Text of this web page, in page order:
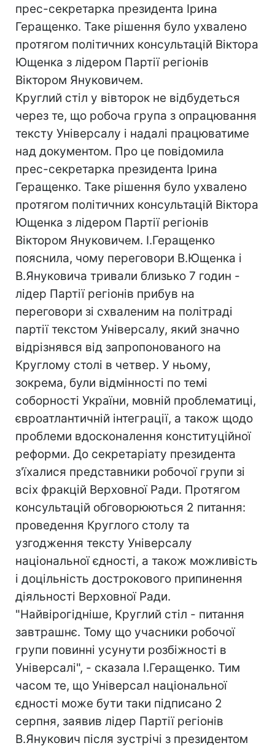
прес-секретарка президента Ірина
Геращенко. Таке рішення було ухвалено
протягом політичних консультацій Віктора
Ющенка з лідером Партії регіонів
Віктором Януковичем.
Круглий стіл у вівторок не відбудеться
через те, що робоча група з опрацювання
тексту Універсалу і надалі працюватиме
над документом. Про це повідомила
прес-секретарка президента Ірина
Геращенко. Таке рішення було ухвалено
протягом політичних консультацій Віктора
Ющенка з лідером Партії регіонів
Віктором Януковичем. І.Геращенко
пояснила, чому переговори В.Ющенка і
В.Януковича тривали близько 7 годин -
лідер Партії регіонів прибув на
переговори зі схваленим на політраді
партії текстом Універсалу, який значно
відрізнявся від запропонованого на
Круглому столі в четвер. У ньому,
зокрема, були відмінності по темі
соборності України, мовній проблематиці,
євроатлантичній інтеграції, а також щодо
проблеми вдосконалення конституційної
реформи. До секретаріату президента
з'їхалися представники робочої групи зі
всіх фракцій Верховної Ради. Протягом
консультацій обговорюються 2 питання:
проведення Круглого столу та
узгодження тексту Універсалу
національної єдності, а також можливість
і доцільність дострокового припинення
діяльності Верховної Ради.
"Найвірогідніше, Круглий стіл - питання
завтрашнє. Тому що учасники робочої
групи повинні усунути розбіжності в
Універсалі", - сказала І.Геращенко. Тим
часом те, що Універсал національної
єдності може бути таки підписано 2
серпня, заявив лідер Партії регіонів
В.Янукович після зустрічі з президентом